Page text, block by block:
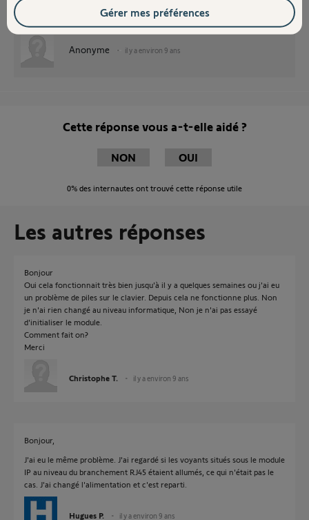
Anonyme il y a environ 9 ans
Cette réponse vous a-t-elle aidé ?
NON OUI
0% des internautes ont trouvé cette réponse utile
Les autres réponses
Bonjour
Oui cela fonctionnait très bien jusqu'à il y a quelques semaines ou j'ai eu
un problème de piles sur le clavier. Depuis cela ne fonctionne plus. Non
je n'ai rien changé au niveau informatique, Non je n'ai pas essayé
d'initialiser le module.
Comment fait on?
Merci
Christophe T. il y a environ 9 ans
Bonjour,
J'ai eu le même problème. J'ai regardé si les voyants situés sous le module
IP au niveau du branchement RJ45 étaient allumés, ce qui n'était pas le
cas. J'ai changé l'alimentation et c'est reparti.
Hugues P. il y a environ 9 ans
Gérer mes préférences